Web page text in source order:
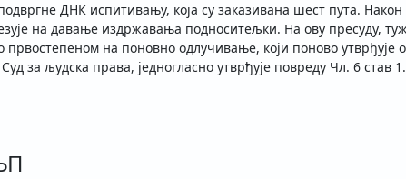
ДНК испитивању, која су заказивана шест пута. Након
на давање издржавања подноситељки. На ову пресуду,
првостепеном на поновно одлучивање, који поново утврђује
за људска права, једногласно утврђује повреду Чл. 6 став